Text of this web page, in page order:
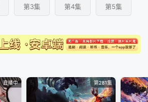
第3集 第4集 第5集
直播中 第281集